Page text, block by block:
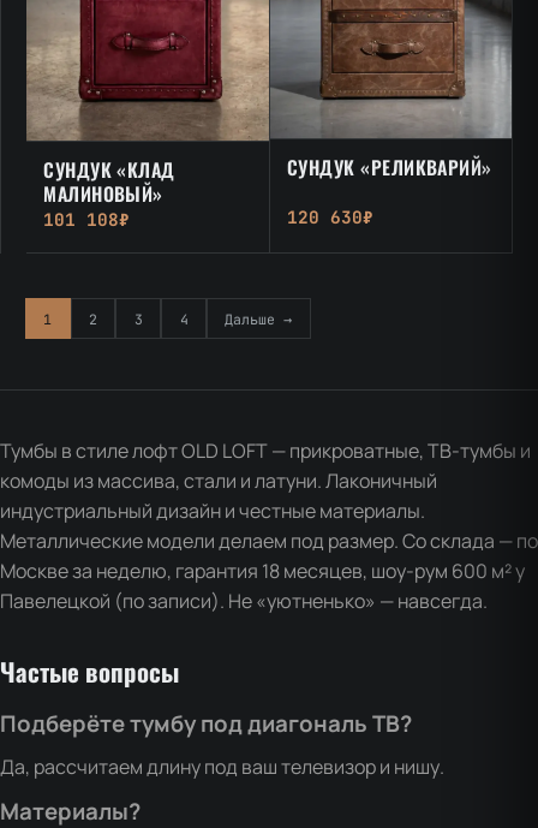
СУНДУК «КЛАД
МАЛИНОВЫЙ»
101 108₽
СУНДУК «РЕЛИКВАРИЙ»
120 630₽
1 2 3 4 Дальше →
Тумбы в стиле лофт OLD LOFT — прикроватные, ТВ-тумбы и
комоды из массива, стали и латуни. Лаконичный
индустриальный дизайн и честные материалы.
Металлические модели делаем под размер. Со склада — по
Москве за неделю, гарантия 18 месяцев, шоу-рум 600 м² у
Павелецкой (по записи). Не «уютненько» — навсегда.
Частые вопросы
Подберёте тумбу под диагональ ТВ?
Да, рассчитаем длину под ваш телевизор и нишу.
Материалы?